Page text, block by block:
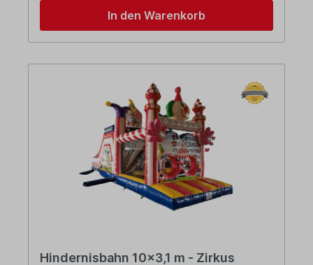
In den Warenkorb
Hindernisbahn 10x3,1 m - Zirkus